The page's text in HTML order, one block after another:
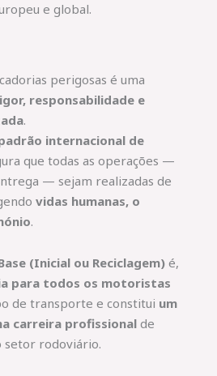
e global.
perigosas é uma
responsabilidade e
.
internacional de
que todas as operações —
— sejam realizadas de
vidas humanas, o
.
(Inicial ou Reciclagem) é,
para todos os motoristas
de transporte e constitui um
carreira profissional de
setor rodoviário.